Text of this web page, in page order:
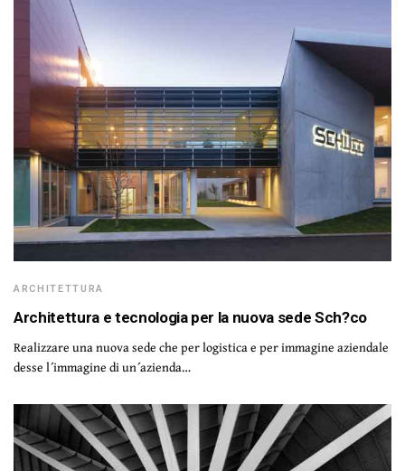
ARCHITETTURA
Architettura e tecnologia per la nuova sede Sch?co
Realizzare una nuova sede che per logistica e per immagine aziendale
desse l´immagine di un´azienda…